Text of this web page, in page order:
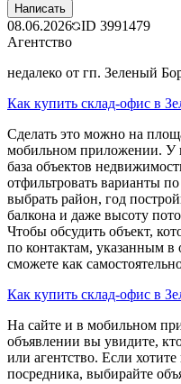
Написать
08.06.2026 ID 3991479
Агентство
недалеко от гп. Зеленый
Как купить склад-офис в
Сделать это можно на
мобильном приложении. У
база объектов
отфильтровать варианты
выбрать район, год
балкона и даже высоту
Чтобы обсудить объект,
по контактам, указанным
сможете как
Как купить склад-офис в
На сайте и в мобильном
объявлении вы увидите,
или агентство. Если
посредника, выбирайте